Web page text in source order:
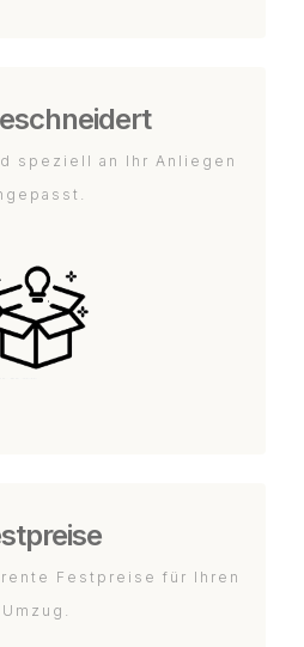
speziell an Ihr Anliegen
Festpreise für Ihren
Umzug.